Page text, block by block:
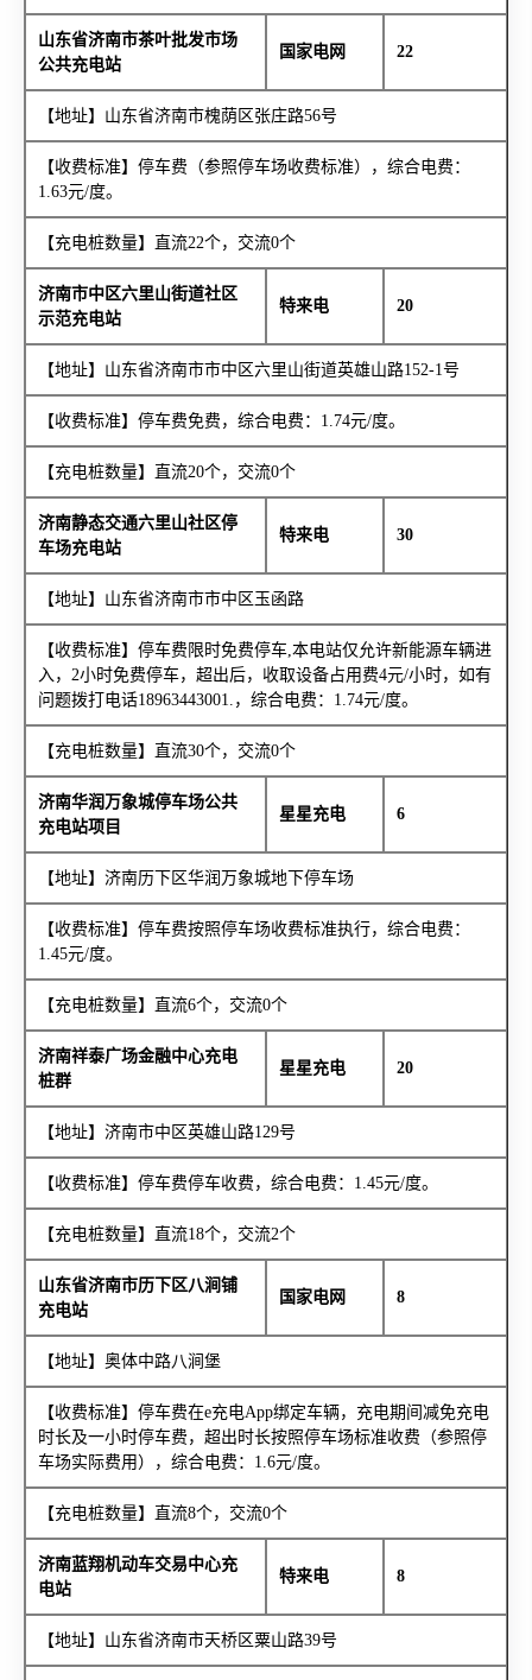
山东省济南市茶叶批发市场
公共充电站
国家电网 22
【地址】山东省济南市槐荫区张庄路56号
【收费标准】停车费（参照停车场收费标准），综合电费：
1.63元/度。
【充电桩数量】直流22个，交流0个
济南市中区六里山街道社区
示范充电站
特来电 20
【地址】山东省济南市市中区六里山街道英雄山路152-1号
【收费标准】停车费免费，综合电费：1.74元/度。
【充电桩数量】直流20个，交流0个
济南静态交通六里山社区停
车场充电站
特来电 30
【地址】山东省济南市市中区玉函路
【收费标准】停车费限时免费停车,本电站仅允许新能源车辆进
入，2小时免费停车，超出后，收取设备占用费4元/小时，如有
问题拨打电话18963443001.，综合电费：1.74元/度。
【充电桩数量】直流30个，交流0个
济南华润万象城停车场公共
充电站项目
星星充电 6
【地址】济南历下区华润万象城地下停车场
【收费标准】停车费按照停车场收费标准执行，综合电费：
1.45元/度。
【充电桩数量】直流6个，交流0个
济南祥泰广场金融中心充电
桩群
星星充电 20
【地址】济南市中区英雄山路129号
【收费标准】停车费停车收费，综合电费：1.45元/度。
【充电桩数量】直流18个，交流2个
山东省济南市历下区八涧铺
充电站
国家电网 8
【地址】奥体中路八涧堡
【收费标准】停车费在e充电App绑定车辆，充电期间减免充电
时长及一小时停车费，超出时长按照停车场标准收费（参照停
车场实际费用），综合电费：1.6元/度。
【充电桩数量】直流8个，交流0个
济南蓝翔机动车交易中心充
电站
特来电 8
【地址】山东省济南市天桥区粟山路39号